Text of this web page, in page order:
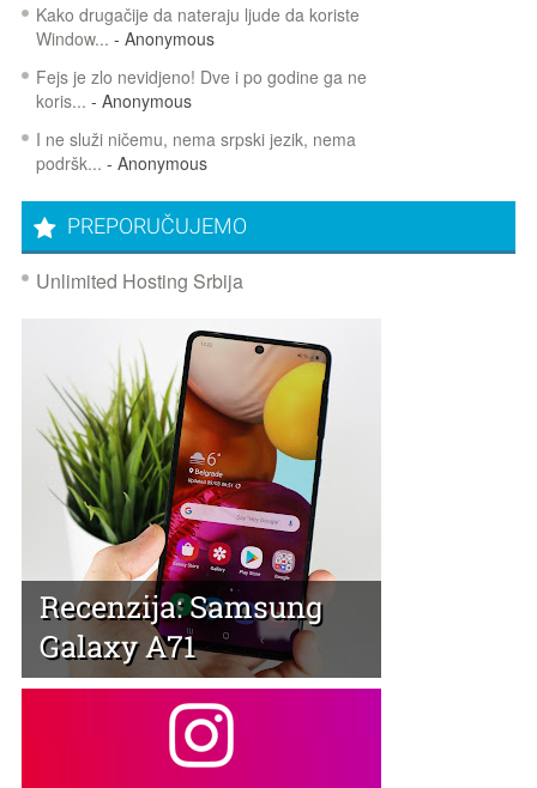
Kako drugačije da nateraju ljude da koriste
Window... - Anonymous
Fejs je zlo nevidjeno! Dve i po godine ga ne
koris... - Anonymous
I ne služi ničemu, nema srpski jezik, nema
podršk... - Anonymous
PREPORUČUJEMO
Unlimited Hosting Srbija
Recenzija: Samsung
Galaxy A71